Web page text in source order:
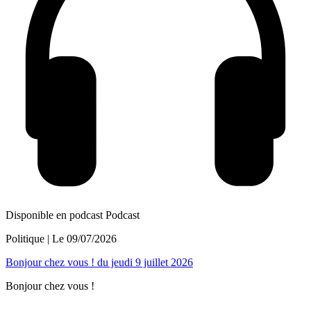
Disponible en podcast Podcast
Politique | Le 09/07/2026
Bonjour chez vous ! du jeudi 9 juillet 2026
Bonjour chez vous !